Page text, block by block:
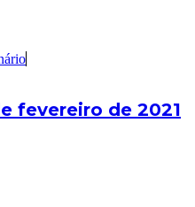
fevereiro de 2021